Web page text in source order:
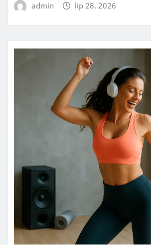
admin lip 28, 2026